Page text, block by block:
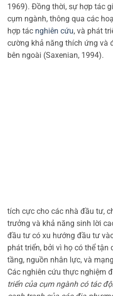
1969). Đồng thời, sự hợp tác
cụm ngành, thông qua các
hợp tác nghiên cứu, và phát
cường khả năng thích ứng và
bên ngoài (Saxenian, 1994).
tích cực cho các nhà đầu tư,
trưởng và khả năng sinh lời
đầu tư có xu hướng đầu tư
phát triển, bởi vì họ có thể tận
tầng, nguồn nhân lực, và
Các nghiên cứu thực nghiệm
triển của cụm ngành có tác